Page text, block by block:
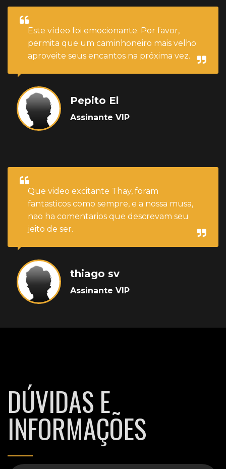
Este vídeo foi emocionante. Por favor,
permita que um caminhoneiro mais velho
aproveite seus encantos na próxima vez.
Pepito El
Assinante VIP
Que video excitante Thay, foram
fantasticos como sempre, e a nossa musa,
nao ha comentarios que descrevam seu
jeito de ser.
thiago sv
Assinante VIP
DÚVIDAS E
INFORMAÇÕES